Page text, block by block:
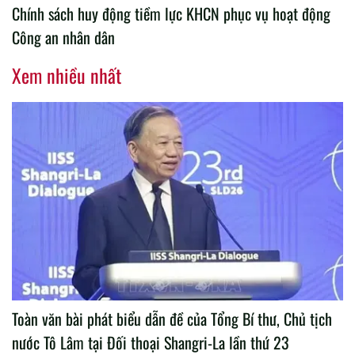
Chính sách huy động tiềm lực KHCN phục vụ hoạt động
Công an nhân dân
Xem nhiều nhất
Toàn văn bài phát biểu dẫn đề của Tổng Bí thư, Chủ tịch
nước Tô Lâm tại Đối thoại Shangri-La lần thứ 23